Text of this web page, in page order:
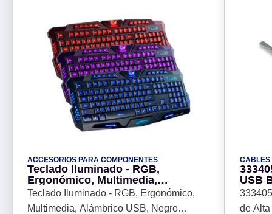
ACCESORIOS PARA COMPONENTES
Teclado Iluminado - RGB,
Ergonómico, Multimedia,
Alámbrico USB, Negro (Inglés),
420028 BROBOTIX
Teclado Iluminado - RGB, Ergonómico,
Multimedia, Alámbrico USB, Negro
CABLES
USB
tipo
de